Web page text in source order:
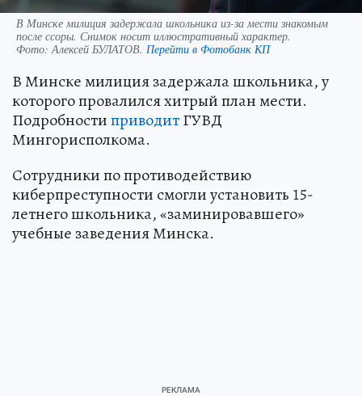
В Минске милиция задержала школьника из-за мести знакомым
после ссоры. Снимок носит иллюстративный характер.
Фото:Алексей БУЛАТОВ. Перейти в Фотобанк КП
В Минске милиция задержала школьника, у
которого провалился хитрый план мести.
ПодробностиприводитГУВД
Мингорисполкома.
Сотрудники по противодействию
киберпреступности смогли установить 15-
летнего школьника, «заминировавшего»
учебные заведения Минска.